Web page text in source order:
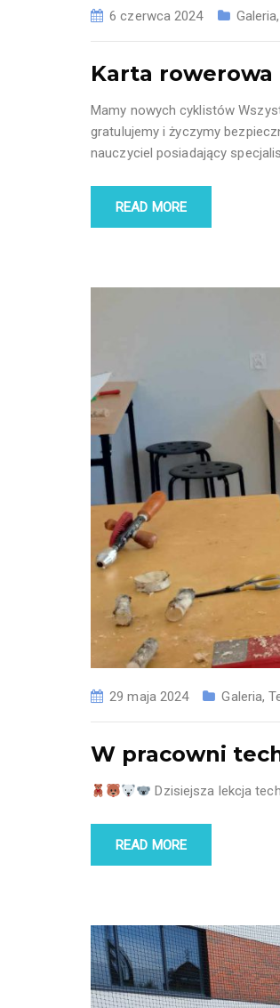
6 czerwca 2024 Galeria,
Karta rowerowa
Mamy nowych cyklistów
gratulujemy i życzymy
nauczyciel posiadający
READ MORE
29 maja 2024 Galeria,
W pracowni
Dzisiejsza lekcja
READ MORE